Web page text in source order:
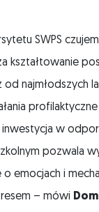
SWPS
kształtowanie
najmłodszych
w
pozwala
emocjach i
– mówi